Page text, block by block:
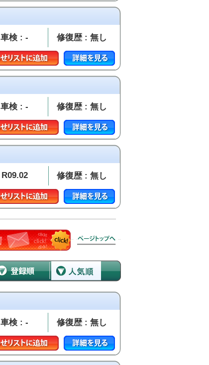
車検 : - 修復歴 : 無し
車検 : - 修復歴 : 無し
R09.02 修復歴 : 無し
車検 : - 修復歴 : 無し